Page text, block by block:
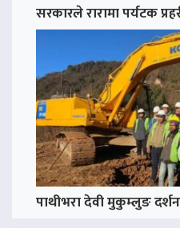
सरकारले रारामा पर्यटक
पाथीभरा देवी मुकुम्लुङ